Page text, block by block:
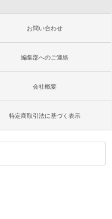
お問い合わせ
編集部へのご連絡
会社概要
特定商取引法に基づく表示